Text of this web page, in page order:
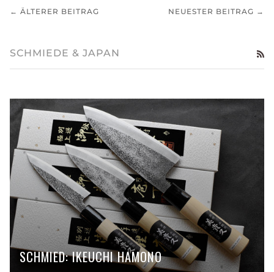
← ÄLTERER BEITRAG NEUESTER BEITRAG →
SCHMIEDE & JAPAN
SCHMIED: IKEUCHI HAMONO